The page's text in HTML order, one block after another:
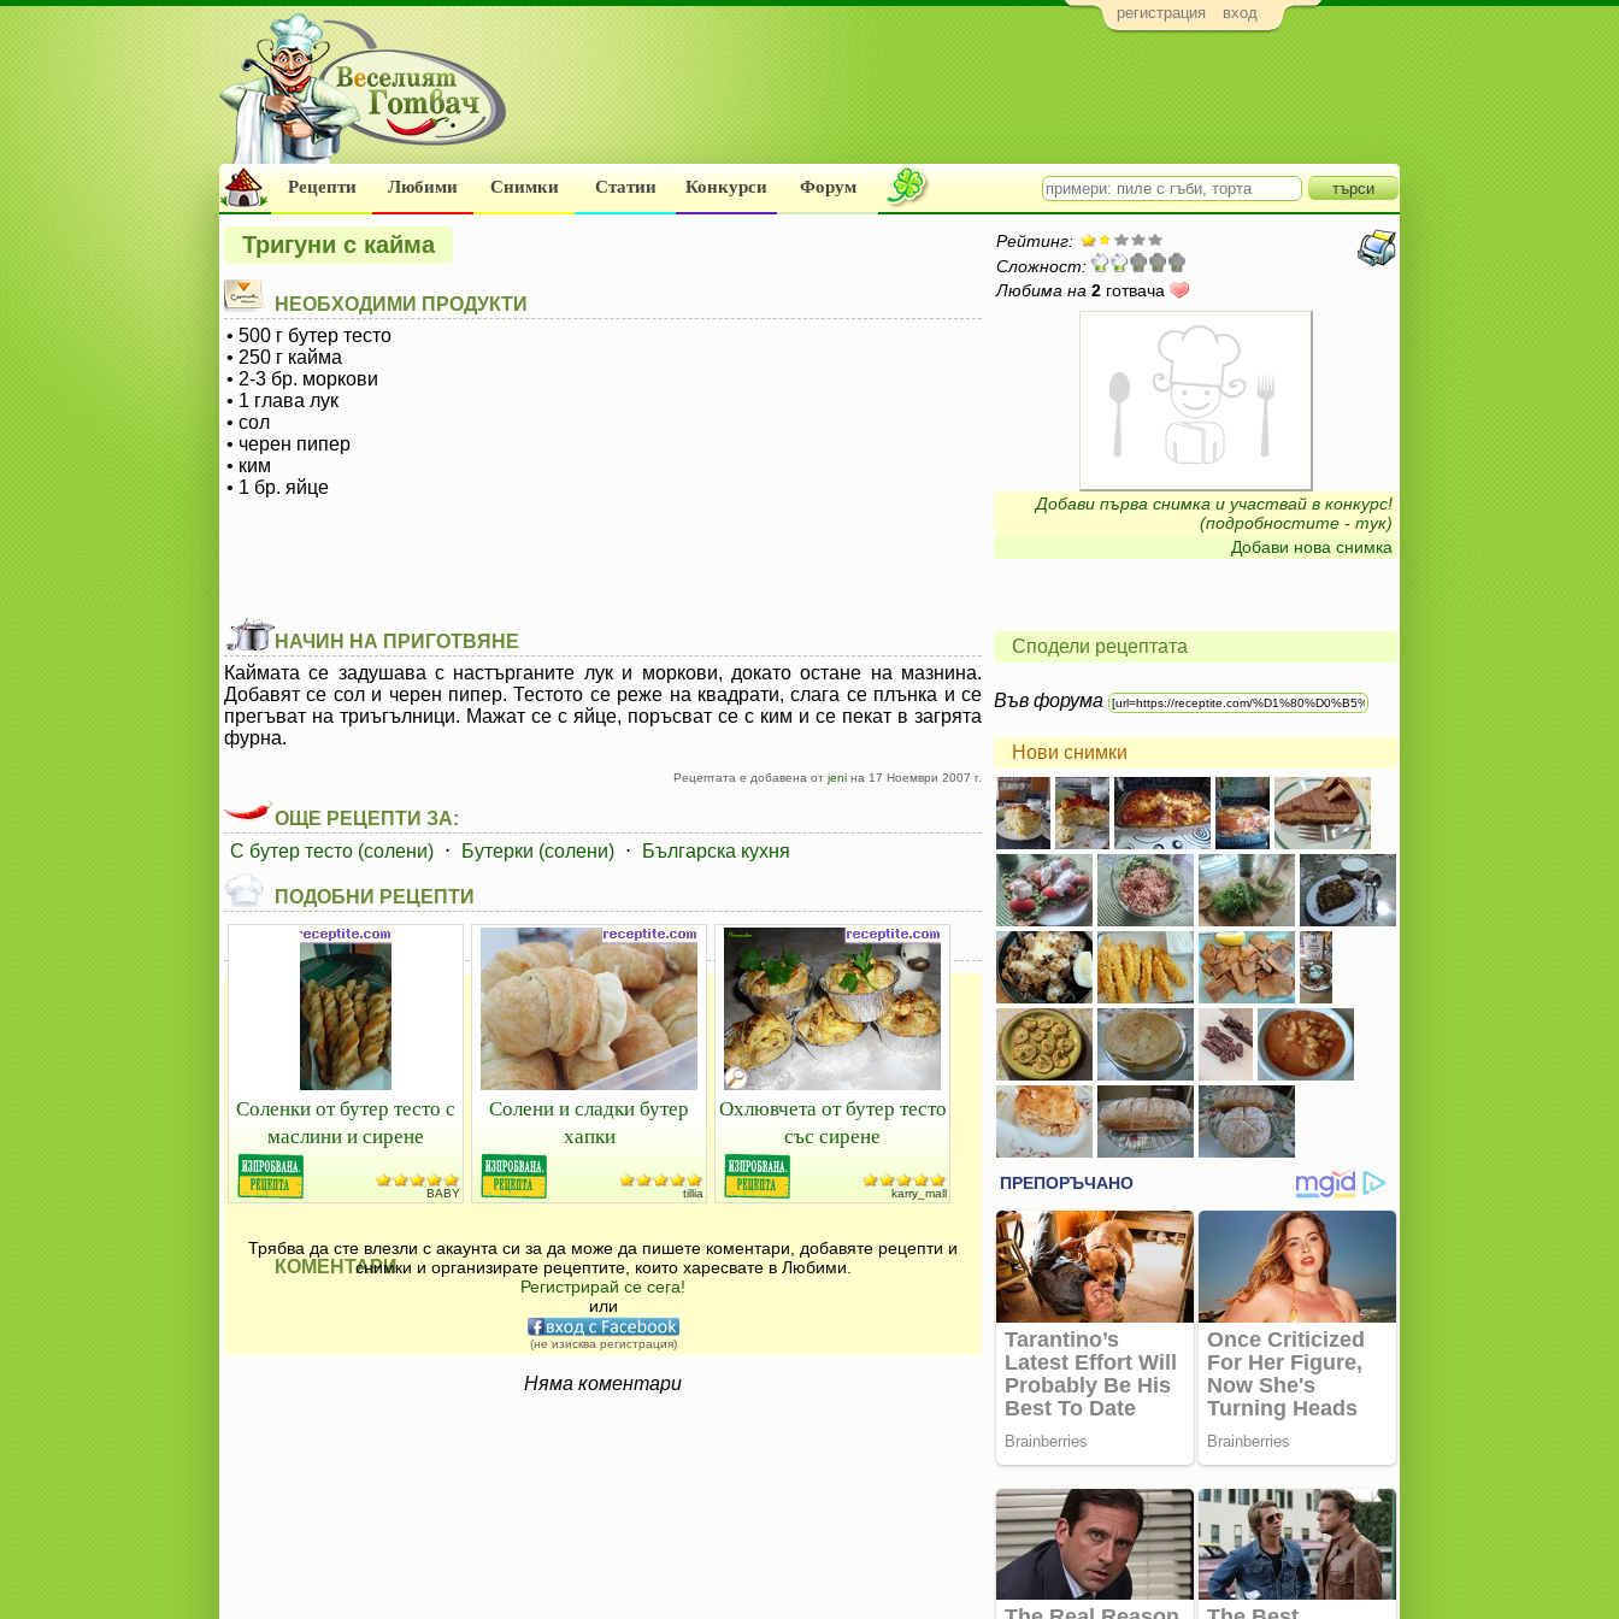
регистрация вход
Рецепти Любими Снимки Статии Конкурси Форум
Тригуни с кайма
Рейтинг:
Сложност:
Любима на 2 готвача
Добави първа снимка и участвай в конкурс!
(подробностите - тук)
Добави нова снимка
НЕОБХОДИМИ ПРОДУКТИ
• 500 г бутер тесто
• 250 г кайма
• 2-3 бр. моркови
• 1 глава лук
• сол
• черен пипер
• ким
• 1 бр. яйце
НАЧИН НА ПРИГОТВЯНЕ
Каймата се задушава с настърганите лук и моркови, докато остане на мазнина.
Добавят се сол и черен пипер. Тестото се реже на квадрати, слага се плънка и се
прегъват на триъгълници. Мажат се с яйце, поръсват се с ким и се пекат в загрята
фурна.
Рецептата е добавена от jeni на 17 Ноември 2007 г.
ОЩЕ РЕЦЕПТИ ЗА:
С бутер тесто (солени) ⋅ Бутерки (солени) ⋅ Българска кухня
ПОДОБНИ РЕЦЕПТИ
Соленки от бутер тесто с
маслини и сирене
BABY
Солени и сладки бутер
хапки
tillia
Охлювчета от бутер тесто
със сирене
karry_mall
КОМЕНТАРИ
Трябва да сте влезли с акаунта си за да може да пишете коментари, добавяте рецепти и
снимки и организирате рецептите, които харесвате в Любими.
Регистрирай се сега!
или
(не изисква регистрация)
Няма коментари
Сподели рецептата
Във форума
Нови снимки